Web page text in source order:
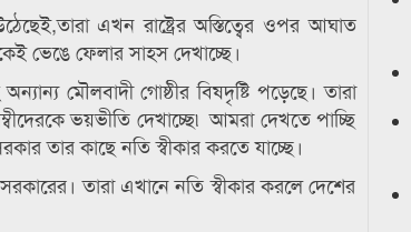
এখন রাষ্ট্রের অস্তিত্বের ওপর আঘাত
ভেঙে ফেলার সাহস দেখাচ্ছে।
মৌলবাদী গোষ্ঠীর বিষদৃষ্টি পড়েছে। তারা
ভয়ভীতি দেখাচ্ছে৷ আমরা দেখতে পাচ্ছি
তার কাছে নতি স্বীকার করতে যাচ্ছে।
তারা এখানে নতি স্বীকার করলে দেশের